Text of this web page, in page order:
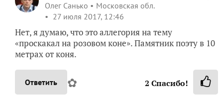
Олег Санько
Московская обл.
27 июля 2017, 12:46
Нет, я думаю, что это аллегория на тему
«проскакал на розовом коне». Памятник поэту в 10
метрах от коня.
Ответить ✿ 2 Спасибо!